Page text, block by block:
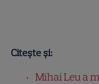
Citește și:
Mihai Leu a